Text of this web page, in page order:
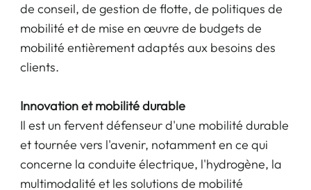
de conseil, de gestion de flotte, de politiques de
mobilité et de mise en œuvre de budgets de
mobilité entièrement adaptés aux besoins des
clients.
Innovation et mobilité durable
Il est un fervent défenseur d'une mobilité durable
et tournée vers l'avenir, notamment en ce qui
concerne la conduite électrique, l'hydrogène, la
multimodalité et les solutions de mobilité